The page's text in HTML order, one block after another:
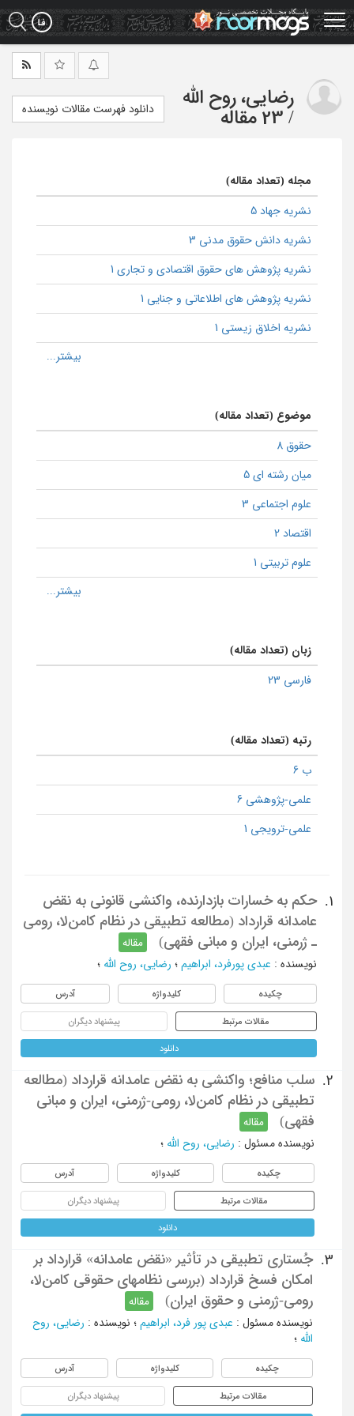
Skip
to
main
رضایی، روح الله
/ 23 مقاله دانلود فهرست مقالات نویسنده
مجله (تعداد مقاله)
نشریه جهاد 5
نشریه دانش حقوق مدنی 3
نشریه پژوهش های حقوق اقتصادی و تجاری 1
نشریه پژوهش های اطلاعاتی و جنایی 1
نشریه اخلاق زیستی 1
موضوع (تعداد مقاله)
حقوق 8
میان رشته ای 5
علوم اجتماعی 3
اقتصاد 2
علوم تربیتی 1
زبان (تعداد مقاله)
فارسی 23
رتبه (تعداد مقاله)
ب 6
علمی-پژوهشی 6
علمی-ترویجی 1
1.
حکم به خسارات‌ بازدارنده، واکنشی ‌قانونی به نقض‌
عامدانه قرارداد (مطالعه ‌‌تطبیقی در نظام کامن‌لا، رومی
ـ ژرمنی، ایران و مبانی ‌فقهی)
مقاله
نویسنده : عبدی پورفرد، ابراهیم ؛ رضایی، روح الله ؛
چکیده کلیدواژه آدرس
مقالات مرتبط پیشنهاد دیگران
دانلود
2.
سلب منافع؛ واکنشی به نقض ‌عامدانه قرارداد (مطالعه
‌تطبیقی در نظام‌ کامن‌لا، رومی-ژرمنی، ایران و مبانی‌
فقهی)
مقاله
نویسنده مسئول : رضایی، روح الله ؛
چکیده کلیدواژه آدرس
مقالات مرتبط پیشنهاد دیگران
دانلود
3.
جُستاری تطبیقی در تأثیر «نقض عامدانه» قرارداد بر
امکان فسخ قرارداد (بررسی نظامهای حقوقی کامن‌لا،
رومی-ژرمنی و حقوق ایران)
مقاله
نویسنده مسئول : عبدی پور فرد، ابراهیم ؛ نویسنده : رضایی، روح
الله ؛
چکیده کلیدواژه آدرس
مقالات مرتبط پیشنهاد دیگران